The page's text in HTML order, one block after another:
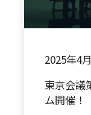
2025年4
東京会議
ム開催！